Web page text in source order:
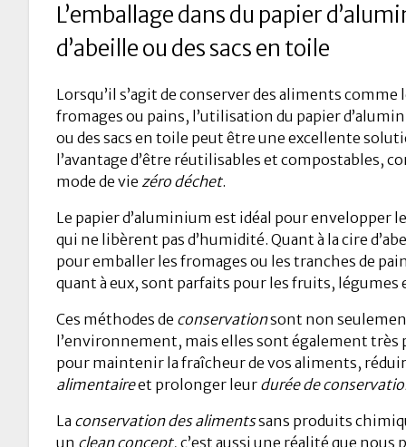
L’emballage dans du papier
d’abeille ou des sacs en toile
Lorsqu’il s’agit de conserver des aliments comme
fromages ou pains, l’utilisation du papier
ou des sacs en toile peut être une excellente
l’avantage d’être réutilisables et compostables,
mode de vie zéro déchet.
Le papier d’aluminium est idéal pour envelopper
qui ne libèrent pas d’humidité. Quant à la cire
pour emballer les fromages ou les tranches de
quant à eux, sont parfaits pour les fruits, légumes
Ces méthodes de conservationsont non
l’environnement, mais elles sont également très
pour maintenir la fraîcheur de vos aliments,
alimentaireet prolonger leur durée de
La conservation des alimentssans produits
un clean concept, c’est aussi une réalité que